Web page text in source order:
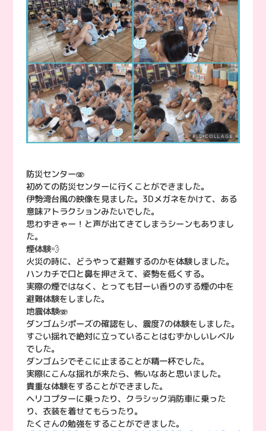
防災センター🫨
初めての防災センターに行くことができました。
伊勢湾台風の映像を見ました。3Dメガネをかけて、ある
意味アトラクションみたいでした。
思わずきゃー！と声が出てきてしまうシーンもありまし
た。
煙体験💨
火災の時に、どうやって避難するのかを体験しました。
ハンカチで口と鼻を押さえて、姿勢を低くする。
実際の煙ではなく、とっても甘ーい香りのする煙の中を
避難体験をしました。
地震体験🫨
ダンゴムシポーズの確認をし、震度7の体験をしました。
すごい揺れで絶対に立っていることはむずかしいレベル
でした。
ダンゴムシでそこに止まることが精一杯でした。
実際にこんな揺れが来たら、怖いなあと思いました。
貴重な体験をすることができました。
ヘリコプターに乗ったり、クラシック消防車に乗った
り、衣装を着せてもらったり。
たくさんの勉強をすることができました。